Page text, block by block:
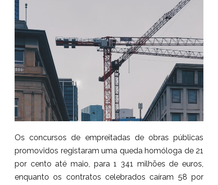
Os concursos de empreitadas de obras públicas
promovidos registaram uma queda homóloga de 21
por cento até maio, para 1 341 milhões de euros,
enquanto os contratos celebrados caíram 58 por